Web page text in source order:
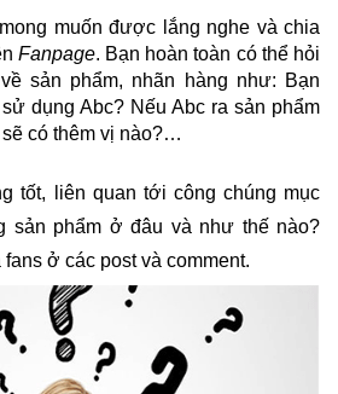
muốn được lắng nghe và chia
Fanpage. Bạn hoàn toàn có thể hỏi
sản phẩm, nhãn hàng như: Bạn
dụng Abc? Nếu Abc ra sản phẩm
có thêm vị nào?…
tốt,
liên quan tới công chúng mục
sản phẩm ở đâu và như thế nào?
ở các post và comment.